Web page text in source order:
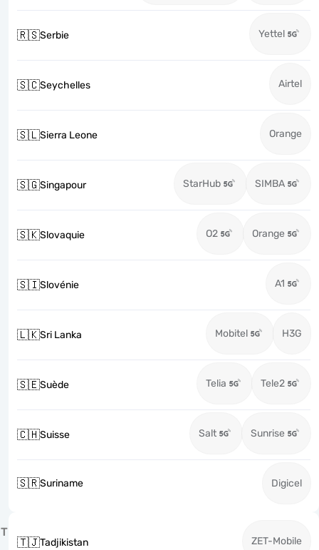
🇷🇸Serbie Yettel
🇸🇨Seychelles Airtel
🇸🇱Sierra Leone Orange
🇸🇬Singapour StarHub SIMBA
🇸🇰Slovaquie O2 Orange
🇸🇮Slovénie A1
🇱🇰Sri Lanka Mobitel H3G
🇸🇪Suède Telia Tele2
🇨🇭Suisse Salt Sunrise
🇸🇷Suriname Digicel
T
🇹🇯Tadjikistan ZET-Mobile